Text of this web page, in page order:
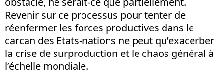
Revenir sur ce processus pour tenter de
réenfermer les forces productives dans le
carcan des Etats-nations ne peut qu’exacerber
la crise de surproduction et le chaos général à
l’échelle mondiale.